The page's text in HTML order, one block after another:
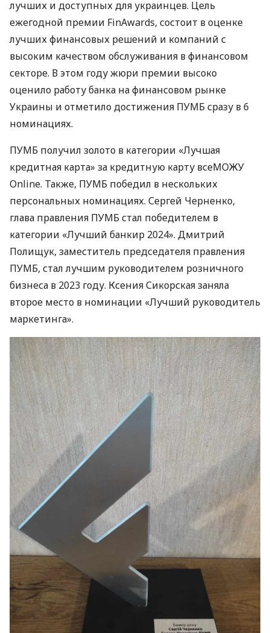
лучших и доступных для украинцев. Цель
ежегодной премии FinAwards, состоит в оценке
лучших финансовых решений и компаний с
высоким качеством обслуживания в финансовом
секторе. В этом году жюри премии высоко
оценило работу банка на финансовом рынке
Украины и отметило достижения ПУМБ сразу в 6
номинациях.
ПУМБ получил золото в категории «Лучшая
кредитная карта» за кредитную карту всеМОЖУ
Online. Также, ПУМБ победил в нескольких
персональных номинациях. Сергей Черненко,
глава правления ПУМБ стал победителем в
категории «Лучший банкир 2024». Дмитрий
Полищук, заместитель председателя правления
ПУМБ, стал лучшим руководителем розничного
бизнеса в 2023 году. Ксения Сикорская заняла
второе место в номинации «Лучший руководитель
маркетинга».